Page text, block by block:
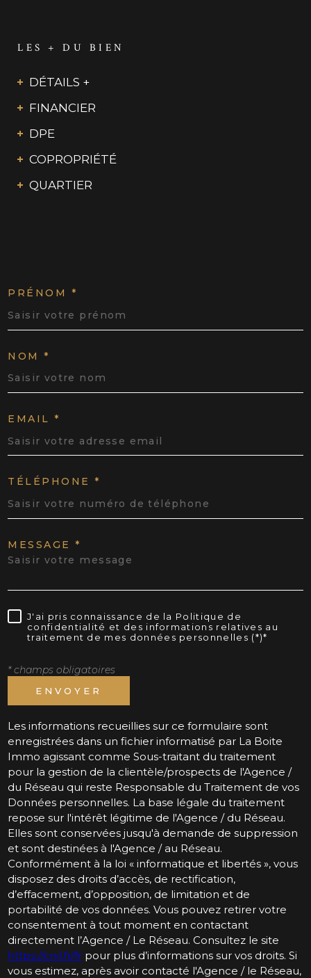
LES + DU BIEN
DÉTAILS +
FINANCIER
DPE
COPROPRIÉTÉ
QUARTIER
PRÉNOM *
NOM *
EMAIL *
TÉLÉPHONE *
MESSAGE *
J'ai pris connaissance de la Politique de
confidentialité et des informations relatives au
traitement de mes données personnelles (*)*
* champs obligatoires
ENVOYER
Les informations recueillies sur ce formulaire sont
enregistrées dans un fichier informatisé par La Boite
Immo agissant comme Sous-traitant du traitement
pour la gestion de la clientèle/prospects de l'Agence /
du Réseau qui reste Responsable du Traitement de vos
Données personnelles. La base légale du traitement
repose sur l'intérêt légitime de l'Agence / du Réseau.
Elles sont conservées jusqu'à demande de suppression
et sont destinées à l'Agence / au Réseau.
Conformément à la loi « informatique et libertés », vous
disposez des droits d’accès, de rectification,
d’effacement, d’opposition, de limitation et de
portabilité de vos données. Vous pouvez retirer votre
consentement à tout moment en contactant
directement l’Agence / Le Réseau. Consultez le site
https://cnil.fr/fr pour plus d’informations sur vos droits. Si
vous estimez, après avoir contacté l'Agence / le Réseau,